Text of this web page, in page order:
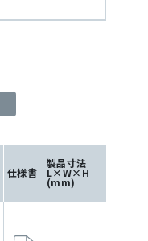
仕様書
製品寸法
L×W×H
(mm)